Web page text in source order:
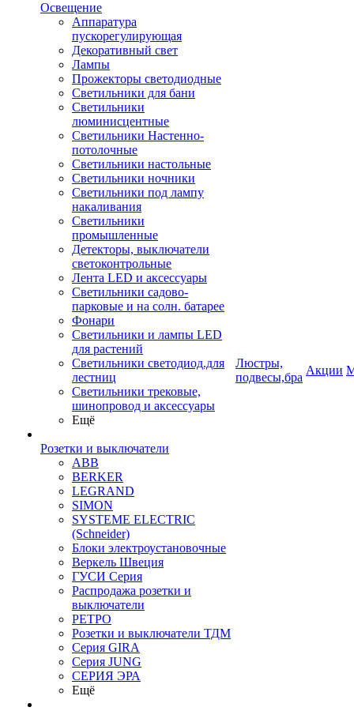
Освещение
Аппаратура
пускорегулирующая
Декоративный свет
Лампы
Прожекторы светодиодные
Светильники для бани
Светильники
люминисцентные
Светильники Настенно-
потолочные
Светильники настольные
Светильники ночники
Светильники под лампу
накаливания
Светильники
промышленные
Детекторы, выключатели
светоконтрольные
Лента LED и аксессуары
Светильники садово-
парковые и на солн. батарее
Фонари
Светильники и лампы LED
для растений
Светильники светодиод.для
лестниц
Светильники трековые,
шинопровод и аксессуары
Ещё
Розетки и выключатели
ABB
BERKER
LEGRAND
SIMON
SYSTEME ELECTRIC
(Schneider)
Блоки электроустановочные
Веркель Швеция
ГУСИ Серия
Распродажа розетки и
выключатели
РЕТРО
Розетки и выключатели ТДМ
Серия GIRA
Серия JUNG
СЕРИЯ ЭРА
Ещё
Люстры,
подвесы,бра
Акции